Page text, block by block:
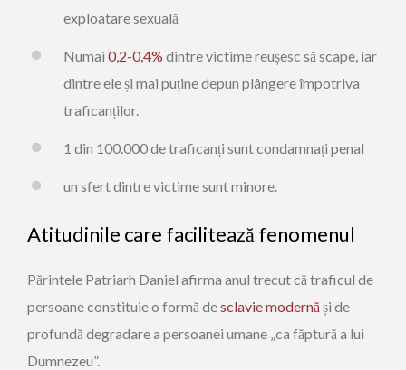
exploatare sexuală
Numai 0,2-0,4% dintre victime reușesc să scape, iar
dintre ele și mai puține depun plângere împotriva
traficanților.
1 din 100.000 de traficanți sunt condamnați penal
un sfert dintre victime sunt minore.
Atitudinile care facilitează fenomenul
Părintele Patriarh Daniel afirma anul trecut că traficul de
persoane constituie o formă desclavie modernă și de
profundă degradare a persoanei umane „ca făptură a lui
Dumnezeu”.